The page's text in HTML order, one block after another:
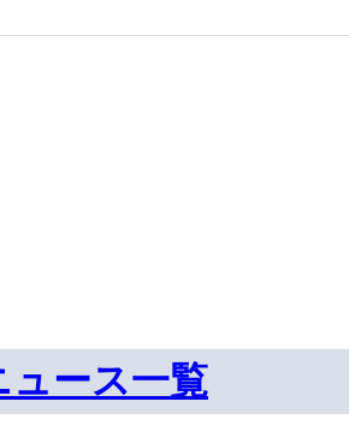
ュース一覧